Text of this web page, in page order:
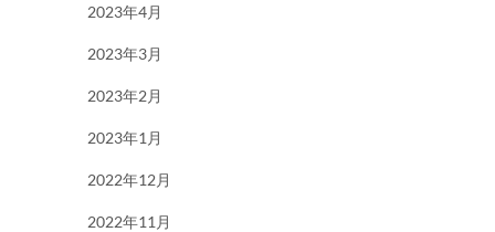
2023年4月
2023年3月
2023年2月
2023年1月
2022年12月
2022年11月